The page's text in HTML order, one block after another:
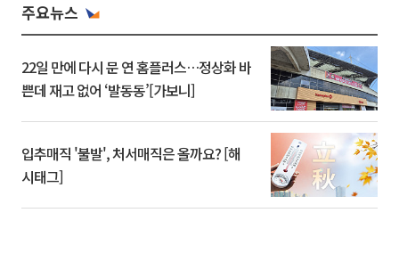
주요뉴스
22일 만에 다시 문 연 홈플러스…정상화 바
쁜데 재고 없어 ‘발동동’[가보니]
입추매직 '불발', 처서매직은 올까요? [해
시태그]